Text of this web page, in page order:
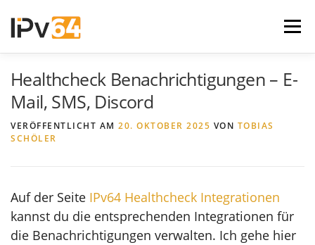
Inhalt
springen
Menü
IPV64.NET V64.TECH FORUM
Healthcheck Benachrichtigungen – E-
Mail, SMS, Discord
VERÖFFENTLICHT AM 20. OKTOBER 2025 VON TOBIAS
SCHÖLER
Auf der Seite IPv64 Healthcheck Integrationen
kannst du die entsprechenden Integrationen für
die Benachrichtigungen verwalten. Ich gehe hier